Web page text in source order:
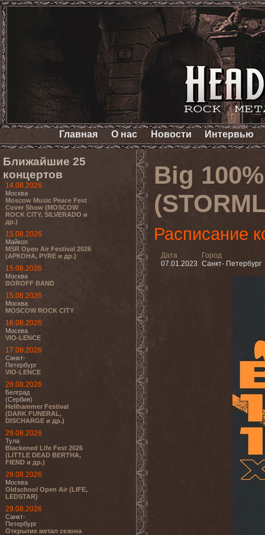
Главная О нас Новости Интервью
Ближайшие 25
концертов
14.08.2026
Москва
Moscow Music Peace Fest
Cover Show (MOSCOW
ROCK CITY, SILVERADO и
др.)
15.08.2026
Майкоп
MSR Open Air Festival 2026
(АРКОНА, PYRE и др.)
15.08.2026
Москва
BOROFF BAND
15.08.2026
Москва
MOSCOW ROCK CITY
16.08.2026
Москва
VIO-LENCE
17.08.2026
Санкт-
Петербург
VIO-LENCE
28.08.2026
Белград
(Сербия)
Hellhammer Festival
(DARK FUNERAL,
DISCHARGE и др.)
29.08.2026
Тула
Blackened Life Fest 2026
(LITTLE DEAD BERTHA,
FIEND и др.)
29.08.2026
Москва
Oldschool Open Air (LIFE,
LEDSTAR)
29.08.2026
Санкт-
Петербург
Открытие метал сезона
Big
Расписание
Дата
07.01.2023
Город
Санкт- Петербург